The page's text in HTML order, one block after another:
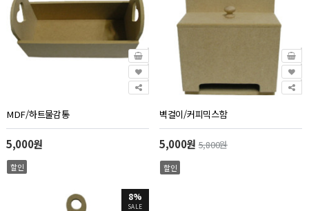
MDF/하트물감통
5,000원
할인
벽걸이/커피믹스함
5,000원5,800원
할인
8%
SALE